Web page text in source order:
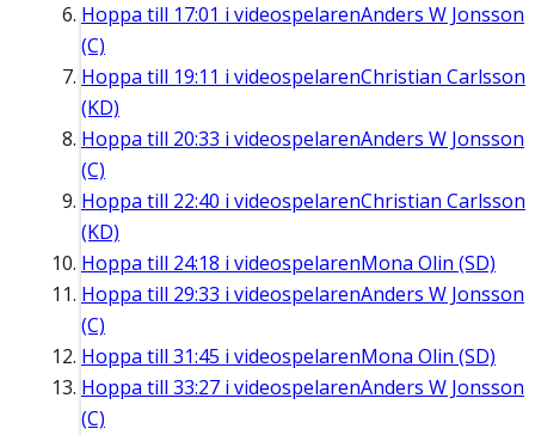
Hoppa till 17:01 i videospelarenAnders W Jonsson
(C)
Hoppa till 19:11 i videospelarenChristian Carlsson
(KD)
Hoppa till 20:33 i videospelarenAnders W Jonsson
(C)
Hoppa till 22:40 i videospelarenChristian Carlsson
(KD)
Hoppa till 24:18 i videospelarenMona Olin (SD)
Hoppa till 29:33 i videospelarenAnders W Jonsson
(C)
Hoppa till 31:45 i videospelarenMona Olin (SD)
Hoppa till 33:27 i videospelarenAnders W Jonsson
(C)